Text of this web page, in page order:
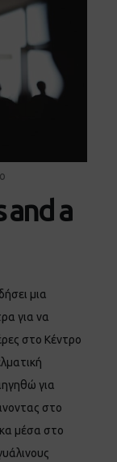
and a
μια
για να
στο Κέντρο
για
στο
μέσα στο